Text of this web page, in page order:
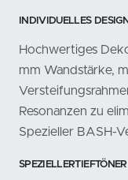
INDIVIDUELLES DESIGN
Hochwertiges
mm Wandstärke,
Resonanzen zu
Spezieller BASH-
SPEZIELLERTIEFTÖNER